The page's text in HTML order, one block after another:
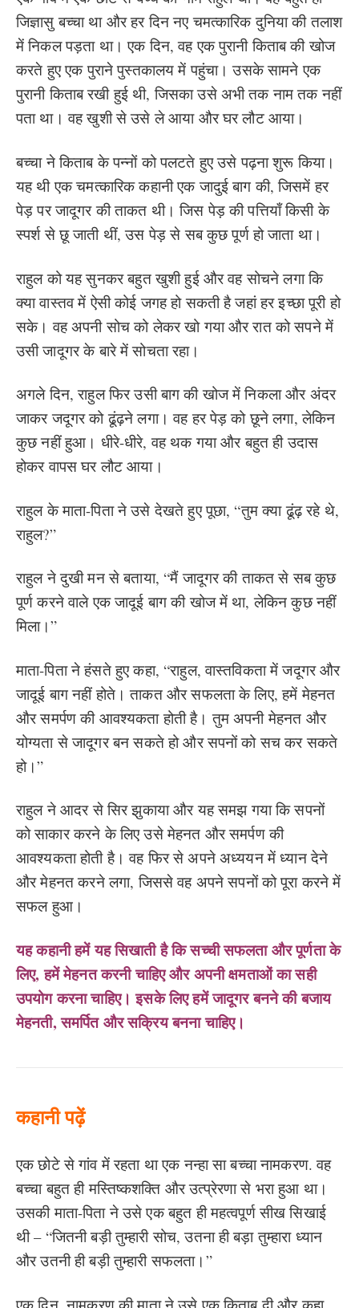
जिज्ञासु बच्चा था और हर दिन नए चमत्कारिक दुनिया की तलाश
में निकल पड़ता था। एक दिन, वह एक पुरानी किताब की खोज
करते हुए एक पुराने पुस्तकालय में पहुंचा। उसके सामने एक
पुरानी किताब रखी हुई थी, जिसका उसे अभी तक नाम तक नहीं
पता था। वह खुशी से उसे ले आया और घर लौट आया।
बच्चा ने किताब के पन्नों को पलटते हुए उसे पढ़ना शुरू किया।
यह थी एक चमत्कारिक कहानी एक जादुई बाग की, जिसमें हर
पेड़ पर जादूगर की ताकत थी। जिस पेड़ की पत्तियाँ किसी के
स्पर्श से छू जाती थीं, उस पेड़ से सब कुछ पूर्ण हो जाता था।
राहुल को यह सुनकर बहुत खुशी हुई और वह सोचने लगा कि
क्या वास्तव में ऐसी कोई जगह हो सकती है जहां हर इच्छा पूरी हो
सके। वह अपनी सोच को लेकर खो गया और रात को सपने में
उसी जादूगर के बारे में सोचता रहा।
अगले दिन, राहुल फिर उसी बाग की खोज में निकला और अंदर
जाकर जदूगर को ढूंढ़ने लगा। वह हर पेड़ को छूने लगा, लेकिन
कुछ नहीं हुआ। धीरे-धीरे, वह थक गया और बहुत ही उदास
होकर वापस घर लौट आया।
राहुल के माता-पिता ने उसे देखते हुए पूछा, “तुम क्या ढूंढ़ रहे थे,
राहुल?”
राहुल ने दुखी मन से बताया, “मैं जादूगर की ताकत से सब कुछ
पूर्ण करने वाले एक जादूई बाग की खोज में था, लेकिन कुछ नहीं
मिला।”
माता-पिता ने हंसते हुए कहा, “राहुल, वास्तविकता में जदूगर और
जादूई बाग नहीं होते। ताकत और सफलता के लिए, हमें मेहनत
और समर्पण की आवश्यकता होती है। तुम अपनी मेहनत और
योग्यता से जादूगर बन सकते हो और सपनों को सच कर सकते
हो।”
राहुल ने आदर से सिर झुकाया और यह समझ गया कि सपनों
को साकार करने के लिए उसे मेहनत और समर्पण की
आवश्यकता होती है। वह फिर से अपने अध्ययन में ध्यान देने
और मेहनत करने लगा, जिससे वह अपने सपनों को पूरा करने में
सफल हुआ।
यह कहानी हमें यह सिखाती है कि सच्ची सफलता और पूर्णता के
लिए, हमें मेहनत करनी चाहिए और अपनी क्षमताओं का सही
उपयोग करना चाहिए। इसके लिए हमें जादूगर बनने की बजाय
मेहनती, समर्पित और सक्रिय बनना चाहिए।
कहानी पढ़ें
एक छोटे से गांव में रहता था एक नन्हा सा बच्चा नामकरण. वह
बच्चा बहुत ही मस्तिष्कशक्ति और उत्प्रेरणा से भरा हुआ था।
उसकी माता-पिता ने उसे एक बहुत ही महत्वपूर्ण सीख सिखाई
थी – “जितनी बड़ी तुम्हारी सोच, उतना ही बड़ा तुम्हारा ध्यान
और उतनी ही बड़ी तुम्हारी सफलता।”